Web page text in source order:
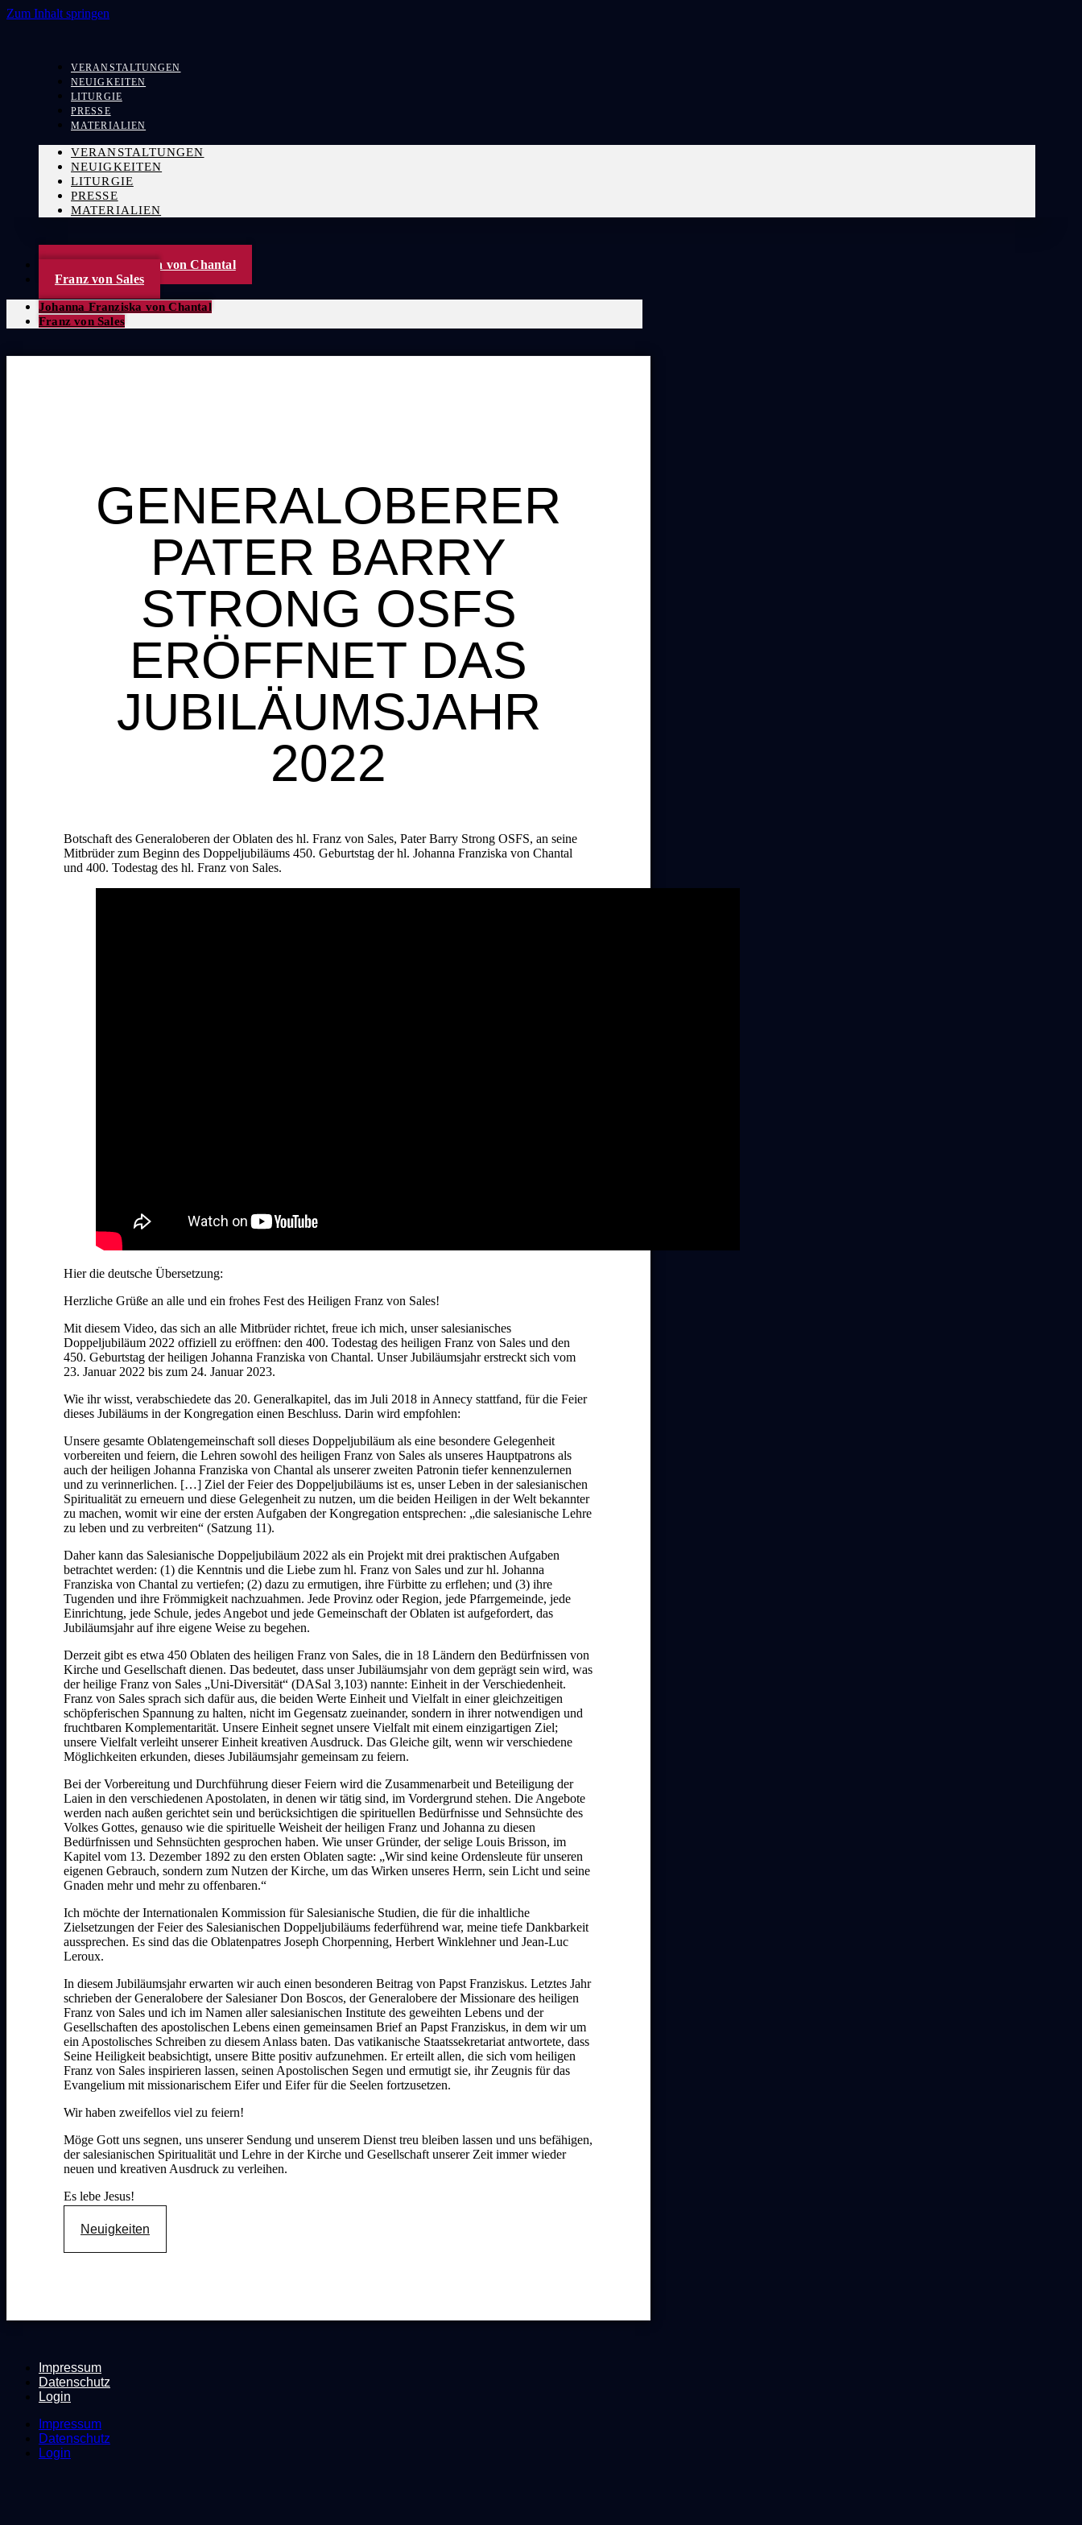
Zum Inhalt springen
VERANSTALTUNGEN
NEUIGKEITEN
LITURGIE
PRESSE
MATERIALIEN
VERANSTALTUNGEN
NEUIGKEITEN
LITURGIE
PRESSE
MATERIALIEN
Johanna Franziska von Chantal
Franz von Sales
Johanna Franziska von Chantal
Franz von Sales
GENERALOBERER
PATER BARRY
STRONG OSFS
ERÖFFNET DAS
JUBILÄUMSJAHR
2022
Botschaft des Generaloberen der Oblaten des hl. Franz von Sales, Pater Barry Strong OSFS, an seine
Mitbrüder zum Beginn des Doppeljubiläums 450. Geburtstag der hl. Johanna Franziska von Chantal
und 400. Todestag des hl. Franz von Sales.
Hier die deutsche Übersetzung:
Herzliche Grüße an alle und ein frohes Fest des Heiligen Franz von Sales!
Mit diesem Video, das sich an alle Mitbrüder richtet, freue ich mich, unser salesianisches
Doppeljubiläum 2022 offiziell zu eröffnen: den 400. Todestag des heiligen Franz von Sales und den
450. Geburtstag der heiligen Johanna Franziska von Chantal. Unser Jubiläumsjahr erstreckt sich vom
23. Januar 2022 bis zum 24. Januar 2023.
Wie ihr wisst, verabschiedete das 20. Generalkapitel, das im Juli 2018 in Annecy stattfand, für die Feier
dieses Jubiläums in der Kongregation einen Beschluss. Darin wird empfohlen:
Unsere gesamte Oblatengemeinschaft soll dieses Doppeljubiläum als eine besondere Gelegenheit
vorbereiten und feiern, die Lehren sowohl des heiligen Franz von Sales als unseres Hauptpatrons als
auch der heiligen Johanna Franziska von Chantal als unserer zweiten Patronin tiefer kennenzulernen
und zu verinnerlichen. […] Ziel der Feier des Doppeljubiläums ist es, unser Leben in der salesianischen
Spiritualität zu erneuern und diese Gelegenheit zu nutzen, um die beiden Heiligen in der Welt bekannter
zu machen, womit wir eine der ersten Aufgaben der Kongregation entsprechen: „die salesianische Lehre
zu leben und zu verbreiten“ (Satzung 11).
Daher kann das Salesianische Doppeljubiläum 2022 als ein Projekt mit drei praktischen Aufgaben
betrachtet werden: (1) die Kenntnis und die Liebe zum hl. Franz von Sales und zur hl. Johanna
Franziska von Chantal zu vertiefen; (2) dazu zu ermutigen, ihre Fürbitte zu erflehen; und (3) ihre
Tugenden und ihre Frömmigkeit nachzuahmen. Jede Provinz oder Region, jede Pfarrgemeinde, jede
Einrichtung, jede Schule, jedes Angebot und jede Gemeinschaft der Oblaten ist aufgefordert, das
Jubiläumsjahr auf ihre eigene Weise zu begehen.
Derzeit gibt es etwa 450 Oblaten des heiligen Franz von Sales, die in 18 Ländern den Bedürfnissen von
Kirche und Gesellschaft dienen. Das bedeutet, dass unser Jubiläumsjahr von dem geprägt sein wird, was
der heilige Franz von Sales „Uni-Diversität“ (DASal 3,103) nannte: Einheit in der Verschiedenheit.
Franz von Sales sprach sich dafür aus, die beiden Werte Einheit und Vielfalt in einer gleichzeitigen
schöpferischen Spannung zu halten, nicht im Gegensatz zueinander, sondern in ihrer notwendigen und
fruchtbaren Komplementarität. Unsere Einheit segnet unsere Vielfalt mit einem einzigartigen Ziel;
unsere Vielfalt verleiht unserer Einheit kreativen Ausdruck. Das Gleiche gilt, wenn wir verschiedene
Möglichkeiten erkunden, dieses Jubiläumsjahr gemeinsam zu feiern.
Bei der Vorbereitung und Durchführung dieser Feiern wird die Zusammenarbeit und Beteiligung der
Laien in den verschiedenen Apostolaten, in denen wir tätig sind, im Vordergrund stehen. Die Angebote
werden nach außen gerichtet sein und berücksichtigen die spirituellen Bedürfnisse und Sehnsüchte des
Volkes Gottes, genauso wie die spirituelle Weisheit der heiligen Franz und Johanna zu diesen
Bedürfnissen und Sehnsüchten gesprochen haben. Wie unser Gründer, der selige Louis Brisson, im
Kapitel vom 13. Dezember 1892 zu den ersten Oblaten sagte: „Wir sind keine Ordensleute für unseren
eigenen Gebrauch, sondern zum Nutzen der Kirche, um das Wirken unseres Herrn, sein Licht und seine
Gnaden mehr und mehr zu offenbaren.“
Ich möchte der Internationalen Kommission für Salesianische Studien, die für die inhaltliche
Zielsetzungen der Feier des Salesianischen Doppeljubiläums federführend war, meine tiefe Dankbarkeit
aussprechen. Es sind das die Oblatenpatres Joseph Chorpenning, Herbert Winklehner und Jean-Luc
Leroux.
In diesem Jubiläumsjahr erwarten wir auch einen besonderen Beitrag von Papst Franziskus. Letztes Jahr
schrieben der Generalobere der Salesianer Don Boscos, der Generalobere der Missionare des heiligen
Franz von Sales und ich im Namen aller salesianischen Institute des geweihten Lebens und der
Gesellschaften des apostolischen Lebens einen gemeinsamen Brief an Papst Franziskus, in dem wir um
ein Apostolisches Schreiben zu diesem Anlass baten. Das vatikanische Staatssekretariat antwortete, dass
Seine Heiligkeit beabsichtigt, unsere Bitte positiv aufzunehmen. Er erteilt allen, die sich vom heiligen
Franz von Sales inspirieren lassen, seinen Apostolischen Segen und ermutigt sie, ihr Zeugnis für das
Evangelium mit missionarischem Eifer und Eifer für die Seelen fortzusetzen.
Wir haben zweifellos viel zu feiern!
Möge Gott uns segnen, uns unserer Sendung und unserem Dienst treu bleiben lassen und uns befähigen,
der salesianischen Spiritualität und Lehre in der Kirche und Gesellschaft unserer Zeit immer wieder
neuen und kreativen Ausdruck zu verleihen.
Es lebe Jesus!
Neuigkeiten
Impressum
Datenschutz
Login
Impressum
Datenschutz
Login